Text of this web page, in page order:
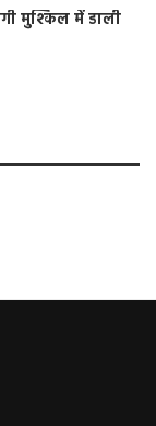
मुश्किल में डाली